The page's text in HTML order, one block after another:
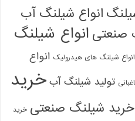
انواع شیلنگ آب
صنعتی انواع شیلنگ
انواع شیلنگ های هیدرولیک انواع
تولید شیلنگ آب خرید
خرید شیلنگ صنعتی خرید